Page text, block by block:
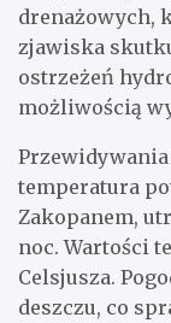
drenażowych,
zjawiska
ostrzeżeń
możliwością
temperatura
Zakopanem,
noc. Wartości
Celsjusza.
deszczu, co